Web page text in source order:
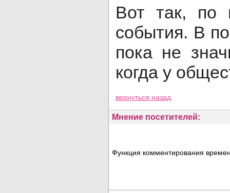
Вот так, по
события. В
пока не
когда у
вернуться назад
Мнение посетителей:
Функция комментирования